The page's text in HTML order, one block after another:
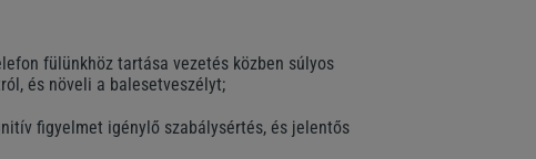
fülünkhöz tartása vezetés közben súlyos
és növeli a balesetveszélyt;
figyelmet igénylő szabálysértés, és jelentős